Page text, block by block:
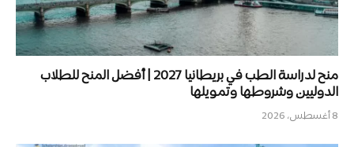
منح لدراسة الطب في بريطانيا 2027 | أفضل المنح للطلاب
الدوليين وشروطها وتمويلها
8 أغسطس، 2026